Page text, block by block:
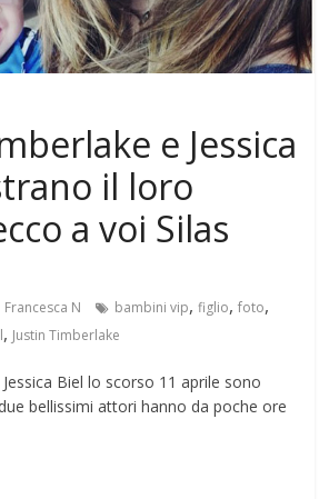
e Jessica
il loro
a voi Silas
Francesca N bambini vip,figlio,foto,
, Justin Timberlake
Biel lo scorso 11 aprile sono
bellissimi attori hanno da poche ore